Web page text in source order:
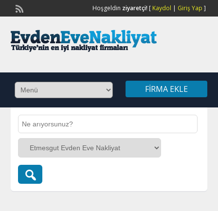
Hoşgeldin ziyaretçi![ Kaydol | Giriş Yap ]
FIRMA EKLE